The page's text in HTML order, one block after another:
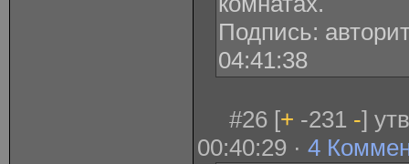
Подпись:
04:41:38
#26 [+ -231 -]
00:40:29 · 4